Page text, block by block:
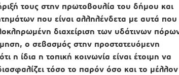
τους στην πρωτοβουλία του δήμου και
που είναι αλληλένδετα με αυτά που
διαχείριση των υδάτινων
ο σεβασμός στην προστατευόμενη
η ίδια η τοπική κοινωνία είναι έτοιμη να
τόσο το παρόν όσο και το μέλλον